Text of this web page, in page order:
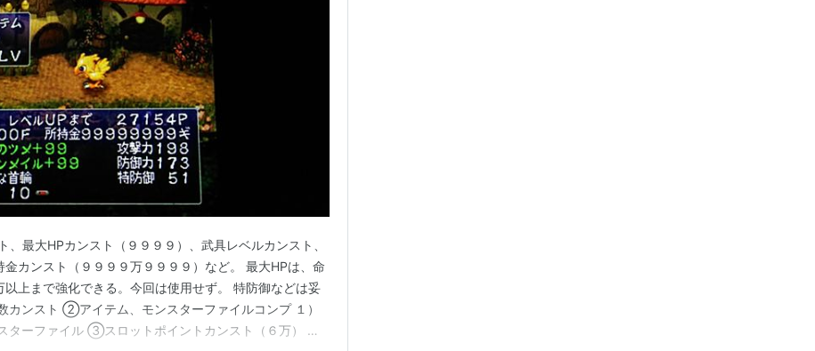
幸
：坂口博信
機種 発売日
プレイステーショ
ン
1997年12月23日
プレイステーショ
ン
1998年12月23日
最大HPカンスト（９９９９）、武具レベルカンスト、
カンスト（９９９９万９９９９）など。 最大HPは、命
上まで強化できる。今回は使用せず。 特防御などは妥
カンスト ②アイテム、モンスターファイルコンプ １）
ターファイル ③スロットポイントカンスト（６万） ④